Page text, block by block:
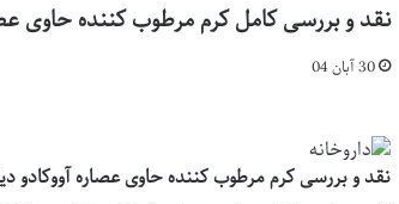
نقد و بررسی کامل کرم مرطوب کننده حاوی
30 آبان 04
نقد و بررسی کرم مرطوب کننده حاوی عصاره آووکادو